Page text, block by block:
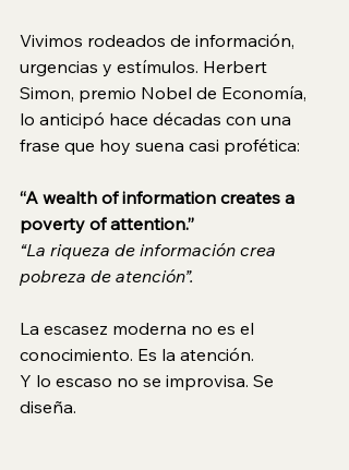
Vivimos rodeados de información,
urgencias y estímulos. Herbert
Simon, premio Nobel de Economía,
lo anticipó hace décadas con una
frase que hoy suena casi profética:
“A wealth of information creates a
poverty of attention.”
“La riqueza de información crea
pobreza de atención”.
La escasez moderna no es el
conocimiento. Es la atención.
Y lo escaso no se improvisa. Se
diseña.